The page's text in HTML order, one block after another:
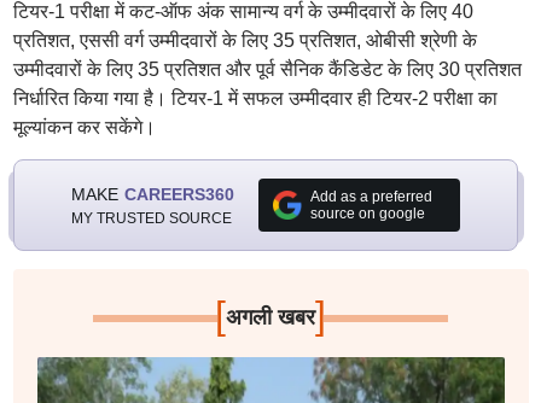
टियर-1 परीक्षा में कट-ऑफ अंक सामान्य वर्ग के उम्मीदवारों के लिए 40
प्रतिशत, एससी वर्ग उम्मीदवारों के लिए 35 प्रतिशत, ओबीसी श्रेणी के
उम्मीदवारों के लिए 35 प्रतिशत और पूर्व सैनिक कैंडिडेट के लिए 30 प्रतिशत
निर्धारित किया गया है। टियर-1 में सफल उम्मीदवार ही टियर-2 परीक्षा का
मूल्यांकन कर सकेंगे।
MAKE CAREERS360
MY TRUSTED SOURCE
Add as a preferred
source on google
[अगली खबर]